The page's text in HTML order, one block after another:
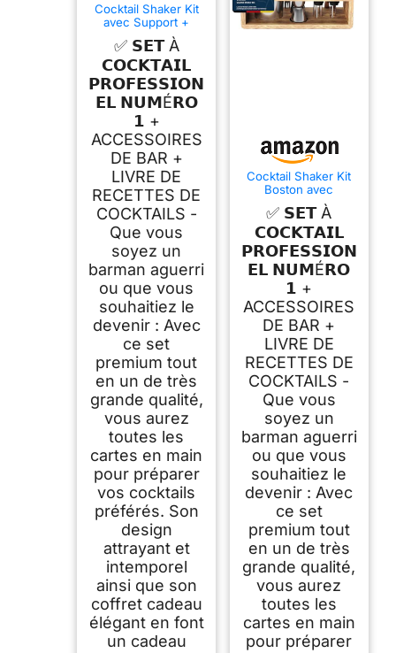
Cocktail Shaker Kit
avec Support +
Livre Cocktail +
d'Accessoires
Professionnel: INOX
Qualité Extra, Bar
Ensemble: Cuillère a
Mélange Pilon
Jigger Paille | Gin
Mojito Martini Set
Cadeau Femme
Homme
✅ 𝗦𝗘𝗧 À
𝗖𝗢𝗖𝗞𝗧𝗔𝗜𝗟
𝗣𝗥𝗢𝗙𝗘𝗦𝗦𝗜𝗢𝗡
𝗘𝗟 𝗡𝗨𝗠É𝗥𝗢
𝟭 +
ACCESSOIRES
DE BAR +
LIVRE DE
RECETTES DE
COCKTAILS -
Que vous
soyez un
barman aguerri
ou que vous
souhaitiez le
devenir : Avec
ce set
premium tout
en un de très
grande qualité,
vous aurez
toutes les
cartes en main
pour préparer
vos cocktails
préférés. Son
design
attrayant et
intemporel
ainsi que son
coffret cadeau
élégant en font
un cadeau
Cocktail Shaker Kit
Boston avec
Support + Livre
Cocktail +
d'Accessoires
Professionnel: INOX
Qualité Extra, Bar
Ensemble: Cuillère a
Mélange Pilon
Jigger Paille | Gin
Mojito Set Cadeau
Femme Homme
✅ 𝗦𝗘𝗧 À
𝗖𝗢𝗖𝗞𝗧𝗔𝗜𝗟
𝗣𝗥𝗢𝗙𝗘𝗦𝗦𝗜𝗢𝗡
𝗘𝗟 𝗡𝗨𝗠É𝗥𝗢
𝟭 +
ACCESSOIRES
DE BAR +
LIVRE DE
RECETTES DE
COCKTAILS -
Que vous
soyez un
barman aguerri
ou que vous
souhaitiez le
devenir : Avec
ce set
premium tout
en un de très
grande qualité,
vous aurez
toutes les
cartes en main
pour préparer